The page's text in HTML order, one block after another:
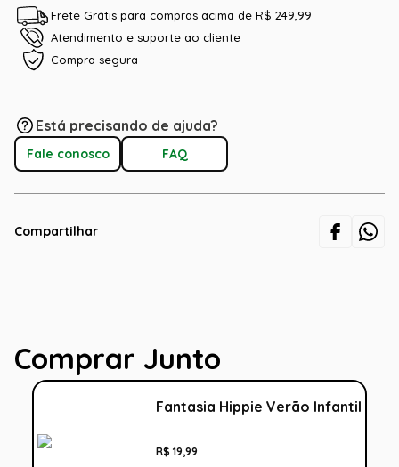
Frete Grátis para compras acima de R$ 249,99
Atendimento e suporte ao cliente
Compra segura
Está precisando de ajuda?
Fale conosco FAQ
Compartilhar
Comprar Junto
Fantasia Hippie Verão Infantil
R$ 19,99